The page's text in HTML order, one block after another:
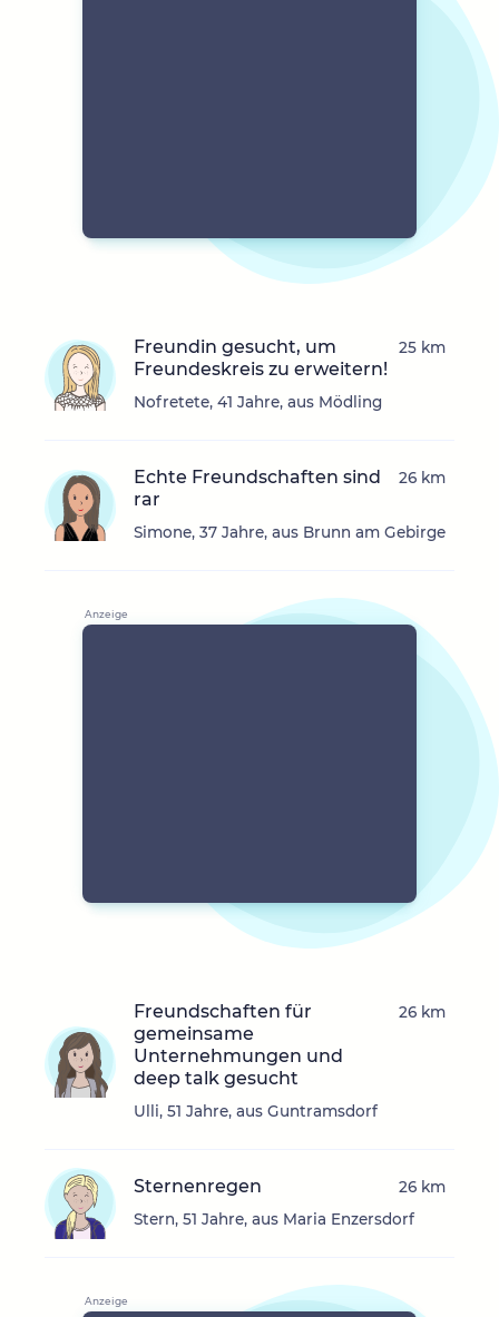
Freundin gesucht, um
Freundeskreis zu erweitern!
Nofretete, 41 Jahre, aus Mödling
25 km
Echte Freundschaften sind
rar
Simone, 37 Jahre, aus Brunn am Gebirge
26 km
Freundschaften für
gemeinsame
Unternehmungen und
deep talk gesucht
Ulli, 51 Jahre, aus Guntramsdorf
26 km
Sternenregen
Stern, 51 Jahre, aus Maria Enzersdorf
26 km